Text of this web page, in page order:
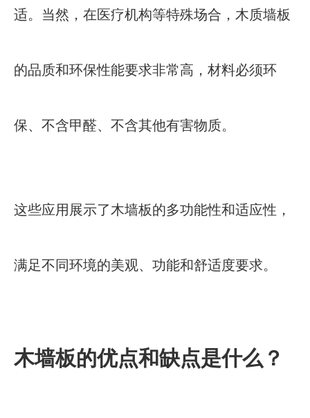
适。当然，在医疗机构等特殊场合，木质墙板
的品质和环保性能要求非常高，材料必须环
保、不含甲醛、不含其他有害物质。
这些应用展示了木墙板的多功能性和适应性，
满足不同环境的美观、功能和舒适度要求。
木墙板的优点和缺点是什么？